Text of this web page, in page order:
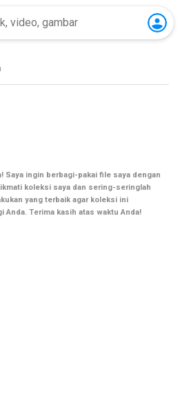
Saya ingin berbagi-pakai file saya dengan
koleksi saya dan sering-seringlah
yang terbaik agar koleksi ini
Anda. Terima kasih atas waktu Anda!